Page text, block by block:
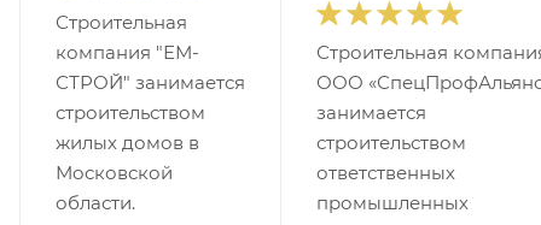
Строительная
компания "ЕМ-
СТРОЙ" занимается
строительством
жилых домов в
Московской
области.
Строительная
ООО
занимается
строительством
ответственных
промышленных